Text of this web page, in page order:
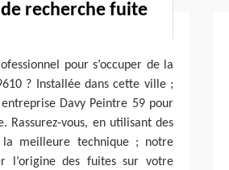
recherche fuite
pour s’occuper de la
? Installée dans cette ville ;
Davy Peintre 59 pour
vous, en utilisant des
la meilleure technique ; notre
l’origine des fuites sur votre